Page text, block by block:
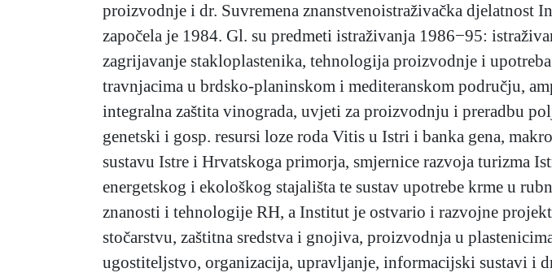
proizvodnje i dr. Suvremena znanstvenoistraživačka djelatnost
započela je 1984. Gl. su predmeti istraživanja 1986−95:
zagrijavanje stakloplastenika, tehnologija proizvodnje i
travnjacima u brdsko-planinskom i mediteranskom području,
integralna zaštita vinograda, uvjeti za proizvodnju i preradbu
genetski i gosp. resursi loze roda Vitis u Istri i banka gena,
sustavu Istre i Hrvatskoga primorja, smjernice razvoja turizma
energetskog i ekološkog stajališta te sustav upotrebe krme u
znanosti i tehnologije RH, a Institut je ostvario i razvojne
stočarstvu, zaštitna sredstva i gnojiva, proizvodnja u
ugostiteljstvo, organizacija, upravljanje, informacijski sustavi i